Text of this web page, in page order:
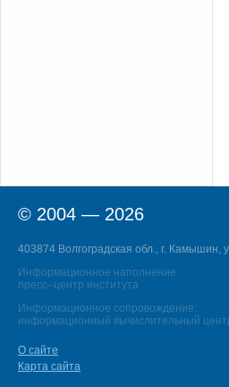
© 2004 — 2026
403874 Волгоградская обл., г. Камышин,
Информационное наполнение:
пресс–центр института
Информационное сопровождение:
информационный вычислительный
О сайте
Карта сайта